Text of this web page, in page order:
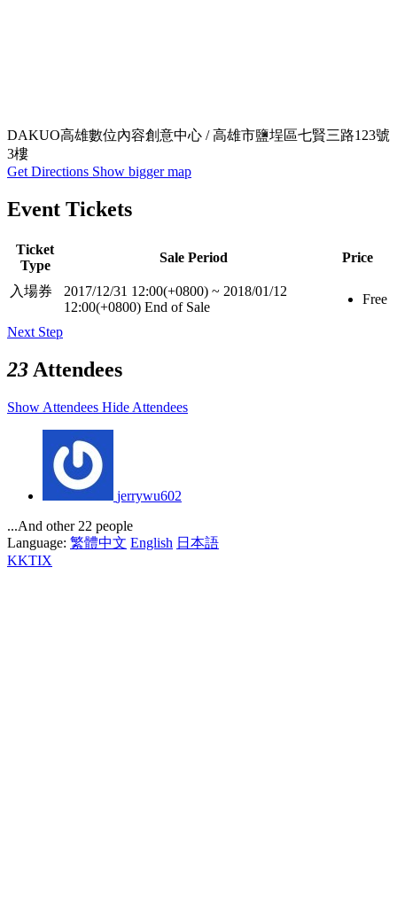
DAKUO高雄數位內容創意中心 / 高雄市鹽埕區七賢三路123號
3樓
Get Directions Show bigger map
Event Tickets
Ticket
Type
Sale Period Price
入場券 2017/12/31 12:00(+0800) ~ 2018/01/12
12:00(+0800) End of Sale
Free
Next Step
23 Attendees
Show Attendees Hide Attendees
jerrywu602
...And other 22 people
Language: 繁體中文 English 日本語
KKTIX